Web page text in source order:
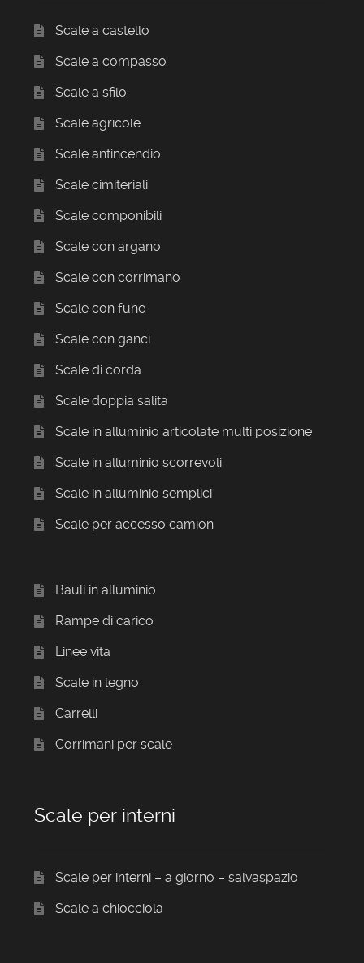
Scale a castello
Scale a compasso
Scale a sfilo
Scale agricole
Scale antincendio
Scale cimiteriali
Scale componibili
Scale con argano
Scale con corrimano
Scale con fune
Scale con ganci
Scale di corda
Scale doppia salita
Scale in alluminio articolate multi posizione
Scale in alluminio scorrevoli
Scale in alluminio semplici
Scale per accesso camion
Bauli in alluminio
Rampe di carico
Linee vita
Scale in legno
Carrelli
Corrimani per scale
Scale per interni
Scale per interni – a giorno – salvaspazio
Scale a chiocciola